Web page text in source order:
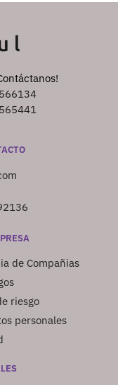
de Compañias
riesgo
personales